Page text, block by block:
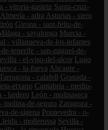
- vitoria-gasteiz Santa-cruz-
Almería - adra Asturias - siero
Girona - sant-feliu-de-
- sayalonga Murcia -
- villanueva-de-los-infantes
de-tenerife - san-miguel-de-
- el-viso-del-alcor Lugo
- la-fueva Alicante -
- calafell Granada -
etxano Cantabria - medio-
- lardero León - molinaseca
molina-de-segura Zaragoza -
de-sigena Pontevedra - o-
- mollerussa Sevilla -